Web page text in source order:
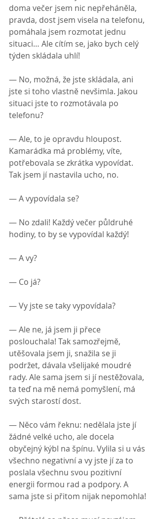
doma večer jsem nic nepřeháněla,
pravda, dost jsem visela na telefonu,
pomáhala jsem rozmotat jednu
situaci… Ale cítím se, jako bych celý
týden skládala uhlí!
— No, možná, že jste skládala, ani
jste si toho vlastně nevšimla. Jakou
situaci jste to rozmotávala po
telefonu?
— Ale, to je opravdu hloupost.
Kamarádka má problémy, víte,
potřebovala se zkrátka vypovídat.
Tak jsem jí nastavila ucho, no.
— A vypovídala se?
— No zdali! Každý večer půldruhé
hodiny, to by se vypovídal každý!
— A vy?
— Co já?
— Vy jste se taky vypovídala?
— Ale ne, já jsem ji přece
poslouchala! Tak samozřejmě,
utěšovala jsem ji, snažila se ji
podržet, dávala všelijaké moudré
rady. Ale sama jsem si jí nestěžovala,
ta teď na mě nemá pomyšlení, má
svých starostí dost.
— Něco vám řeknu: nedělala jste jí
žádné velké ucho, ale docela
obyčejný kýbl na špínu. Vylila si u vás
všechno negativní a vy jste jí za to
poslala všechnu svou pozitivní
energii formou rad a podpory. A
sama jste si přitom nijak nepomohla!